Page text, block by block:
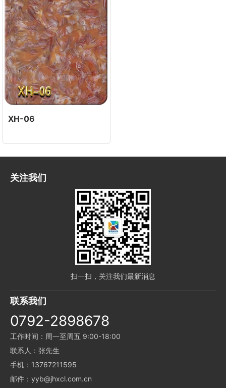
XH-06
关注我们
扫一扫，关注我们最新消息
联系我们
0792-2898678
工作时间：周一至周五 9:00-18:00
联系人：张先生
手机：13767211595
邮件：yyb@jhxcl.com.cn